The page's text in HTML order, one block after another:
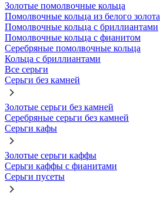
Золотые помолвочные кольца
Помолвочные кольца из белого золота
Помолвочные кольца с бриллиантами
Помолвочные кольца с фианитом
Серебряные помолвочные кольца
Кольца с бриллиантами
Все серьги
Серьги без камней
Золотые серьги без камней
Серебряные серьги без камней
Серьги кафы
Золотые серьги каффы
Серьги каффы с фианитами
Серьги пусеты